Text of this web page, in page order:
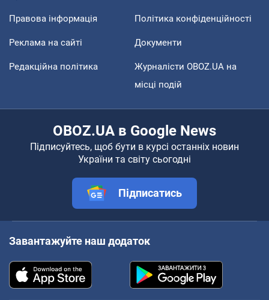
Правова інформація Політика конфіденційності
Реклама на сайті Документи
Редакційна політика
Журналісти OBOZ.UA на
місці подій
OBOZ.UA в Google News
Підписуйтесь, щоб бути в курсі останніх новин
України та світу сьогодні
Підписатись
Завантажуйте наш додаток